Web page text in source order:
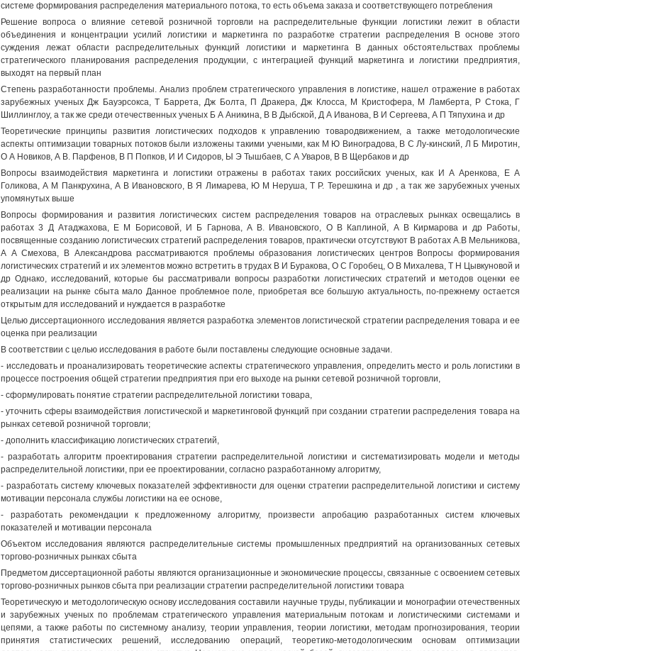
системе формирования распределения материального потока, то есть объема заказа и соответствующего потребления
Решение вопроса о влияние сетевой розничной торговли на распределительные функции логистики лежит в области
объединения и концентрации усилий логистики и маркетинга по разработке стратегии распределения В основе этого
суждения лежат области распределительных функций логистики и маркетинга В данных обстоятельствах проблемы
стратегического планирования распределения продукции, с интеграцией функций маркетинга и логистики предприятия,
выходят на первый план
Степень разработанности проблемы. Анализ проблем стратегического управления в логистике, нашел отражение в работах
зарубежных ученых Дж Бауэрсокса, Т Баррета, Дж Болта, П Дракера, Дж Клосса, М Кристофера, М Ламберта, Р Стока, Г
Шиллинглоу, а так же среди отечественных ученых Б А Аникина, В В Дыбской, Д А Иванова, В И Сергеева, А П Тяпухина и др
Теоретические принципы развития логистических подходов к управлению товародвижением, а также методологические
аспекты оптимизации товарных потоков были изложены такими учеными, как М Ю Виноградова, В С Лу-кинский, Л Б Миротин,
О А Новиков, А В. Парфенов, В П Попков, И И Сидоров, Ы Э Тышбаев, С А Уваров, В В Щербаков и др
Вопросы взаимодействия маркетинга и логистики отражены в работах таких российских ученых, как И А Аренкова, Е А
Голикова, А М Панкрухина, А В Ивановского, В Я Лимарева, Ю М Неруша, Т Р. Терешкина и др , а так же зарубежных ученых
упомянутых выше
Вопросы формирования и развития логистических систем распределения товаров на отраслевых рынках освещались в
работах 3 Д Атаджахова, Е М Борисовой, И Б Гарнова, А В. Ивановского, О В Каплиной, А В Кирмарова и др Работы,
посвященные созданию логистических стратегий распределения товаров, практически отсутствуют В работах А.В Мельникова,
А А Смехова, В Александрова рассматриваются проблемы образования логистических центров Вопросы формирования
логистических стратегий и их элементов можно встретить в трудах В И Буракова, О С Горобец, О В Михалева, Т Н Цывкуновой и
др Однако, исследований, которые бы рассматривали вопросы разработки логистических стратегий и методов оценки ее
реализации на рынке сбыта мало Данное проблемное поле, приобретая все большую актуальность, по-прежнему остается
открытым для исследований и нуждается в разработке
Целью диссертационного исследования является разработка элементов логистической стратегии распределения товара и ее
оценка при реализации
В соответствии с целью исследования в работе были поставлены следующие основные задачи.
- исследовать и проанализировать теоретические аспекты стратегического управления, определить место и роль логистики в
процессе построения общей стратегии предприятия при его выходе на рынки сетевой розничной торговли,
- сформулировать понятие стратегии распределительной логистики товара,
- уточнить сферы взаимодействия логистической и маркетинговой функций при создании стратегии распределения товара на
рынках сетевой розничной торговли;
- дополнить классификацию логистических стратегий,
- разработать алгоритм проектирования стратегии распределительной логистики и систематизировать модели и методы
распределительной логистики, при ее проектировании, согласно разработанному алгоритму,
- разработать систему ключевых показателей эффективности для оценки стратегии распределительной логистики и систему
мотивации персонала службы логистики на ее основе,
- разработать рекомендации к предложенному алгоритму, произвести апробацию разработанных систем ключевых
показателей и мотивации персонала
Объектом исследования являются распределительные системы промышленных предприятий на организованных сетевых
торгово-розничных рынках сбыта
Предметом диссертационной работы являются организационные и экономические процессы, связанные с освоением сетевых
торгово-розничных рынков сбыта при реализации стратегии распределительной логистики товара
Теоретическую и методологическую основу исследования составили научные труды, публикации и монографии отечественных
и зарубежных ученых по проблемам стратегического управления материальным потокам и логистическими системами и
цепями, а также работы по системному анализу, теории управления, теории логистики, методам прогнозирования, теории
принятия статистических решений, исследованию операций, теоретико-методологическим основам оптимизации